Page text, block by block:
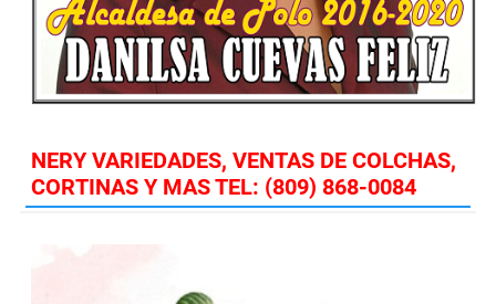
NERY VARIEDADES, VENTAS DE COLCHAS,
CORTINAS Y MAS TEL: (809) 868-0084